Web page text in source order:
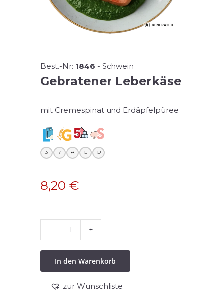
Best.-Nr: 1846 -Schwein
Gebratener Leberkäse
mit Cremespinat und Erdäpfelpüree
3 7 A G O
8,20€
Leberkäse
Menge
In den Warenkorb
zur Wunschliste